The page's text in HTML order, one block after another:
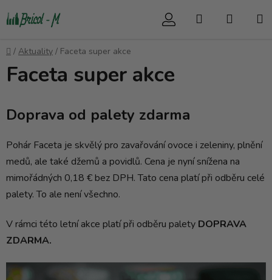
na
Hledat
Domů
/ Aktuality / Faceta super akce
Faceta super akce
Doprava od palety zdarma
Pohár Faceta je skvělý pro zavařování ovoce i zeleniny, plnění
medů, ale také džemů a povidlů. Cena je nyní snížena na
mimořádných 0,18 € bez DPH. Tato cena platí při odběru celé
palety. To ale není všechno.
V rámci této letní akce platí při odběru palety DOPRAVA
ZDARMA.